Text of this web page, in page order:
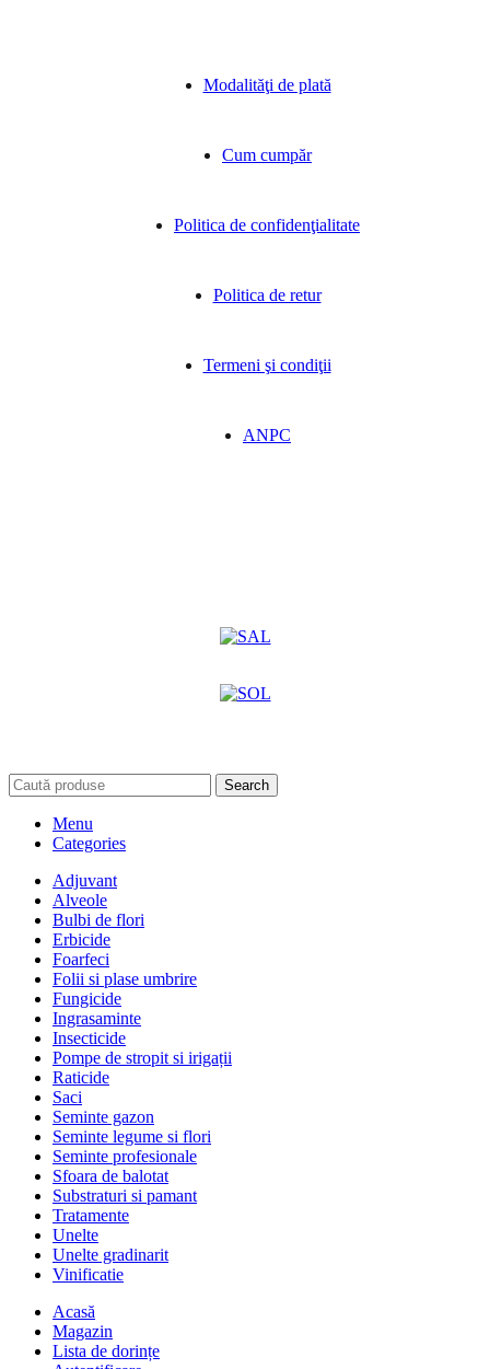
Modalităţi de plată
Cum cumpăr
Politica de confidenţialitate
Politica de retur
Termeni şi condiţii
ANPC
Search
Menu
Categories
Adjuvant
Alveole
Bulbi de flori
Erbicide
Foarfeci
Folii si plase umbrire
Fungicide
Ingrasaminte
Insecticide
Pompe de stropit si irigații
Raticide
Saci
Seminte gazon
Seminte legume si flori
Seminte profesionale
Sfoara de balotat
Substraturi si pamant
Tratamente
Unelte
Unelte gradinarit
Vinificatie
Acasă
Magazin
Lista de dorințe